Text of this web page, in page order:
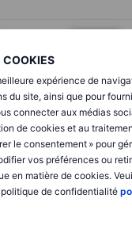
COOKIES
expérience de
du site, ainsi que pour
connecter aux médias
de cookies et au
le consentement » pour
vos préférences ou
en matière de cookies.
de confidentialité
XXXXXXX
XXXXXXX
XXXXXXX
XXXXXXX